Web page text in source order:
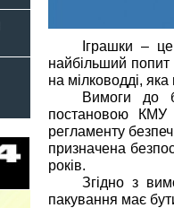
Іграшки – це
найбільший
на мілководді,
Вимоги до
постановою КМУ
регламенту
призначена
років.
Згідно з
пакування має